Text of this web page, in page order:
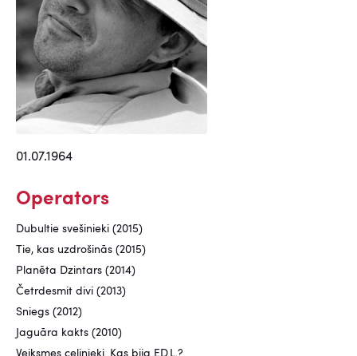
01.07.1964
Operators
Dubultie svešinieki (2015)
Tie, kas uzdrošinās (2015)
Planēta Dzintars (2014)
Četrdesmit divi (2013)
Sniegs (2012)
Jaguāra kakts (2010)
Veiksmes ceļinieki. Kas bija ED.L.?